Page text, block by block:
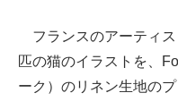
フランスのアーティス
匹の猫のイラストを、
ーク）のリネン生地の